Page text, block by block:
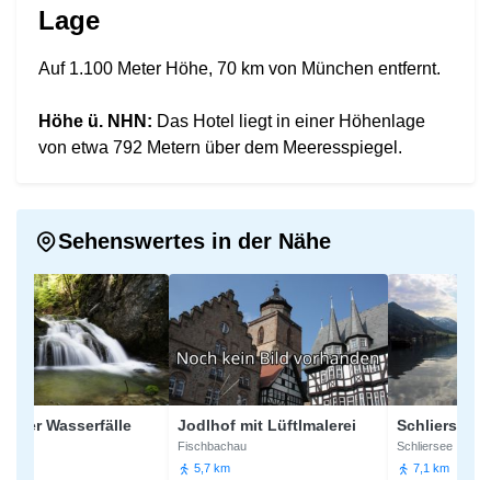
Lage
Auf 1.100 Meter Höhe, 70 km von München entfernt.
Höhe ü. NHN: Das Hotel liegt in einer Höhenlage
von etwa 792 Metern über dem Meeresspiegel.
Sehenswertes in der Nähe
Wasserfälle Jodlhof mit Lüftlmalerei
Fischbachau
5,7 km
Schliersee
Schliersee
7,1 km